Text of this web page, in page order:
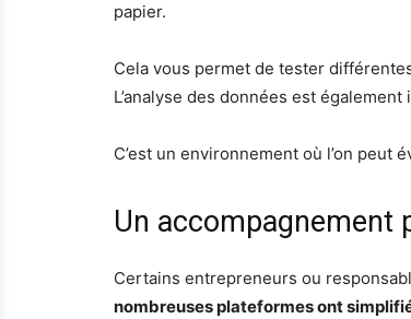
papier.
Cela vous permet de tester
L’analyse des données est
C’est un environnement où l’on
Un accompagnement
Certains entrepreneurs ou
nombreuses plateformes ont